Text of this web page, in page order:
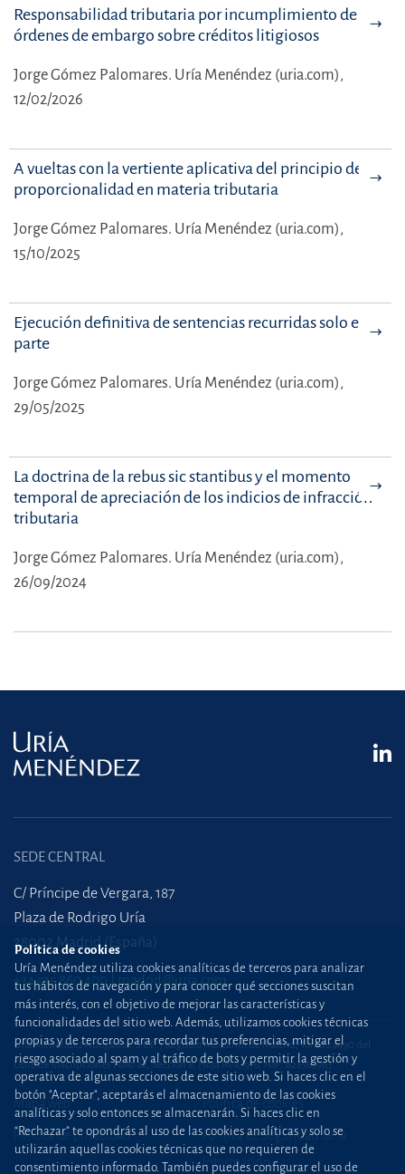
Responsabilidad tributaria por incumplimiento de
órdenes de embargo sobre créditos litigiosos
Jorge Gómez Palomares. Uría Menéndez (uria.com),
12/02/2026
A vueltas con la vertiente aplicativa del principio de
proporcionalidad en materia tributaria
Jorge Gómez Palomares. Uría Menéndez (uria.com),
15/10/2025
Ejecución definitiva de sentencias recurridas solo en
parte
Jorge Gómez Palomares. Uría Menéndez (uria.com),
29/05/2025
La doctrina de la rebus sic stantibus y el momento
temporal de apreciación de los indicios de infracción
tributaria
Jorge Gómez Palomares. Uría Menéndez (uria.com),
26/09/2024
SEDE CENTRAL
C/ Príncipe de Vergara, 187
Plaza de Rodrigo Uría
28002 Madrid (España)
+34 915 860 400 madrid@uria.com
Uría Menéndez Abogados, S.L.P. | Registro Mercantil de Madrid, Tomo 24490 del
Libro de Inscripciones Folio 42, Sección 8, Hoja M-43976. NIF: B28563963
Mapa web Política de cookies
Política de privacidad
Política de Seguridad de la
Información
Política de cookies
Uría Menéndez utiliza cookies analíticas de terceros para analizar
tus hábitos de navegación y para conocer qué secciones suscitan
más interés, con el objetivo de mejorar las características y
funcionalidades del sitio web. Además, utilizamos cookies técnicas
propias y de terceros para recordar tus preferencias, mitigar el
riesgo asociado al spam y al tráfico de bots y permitir la gestión y
operativa de algunas secciones de este sitio web. Si haces clic en el
botón "Aceptar", aceptarás el almacenamiento de las cookies
analíticas y solo entonces se almacenarán. Si haces clic en
“Rechazar” te opondrás al uso de las cookies analíticas y solo se
utilizarán aquellas cookies técnicas que no requieren de
consentimiento informado. También puedes configurar el uso de